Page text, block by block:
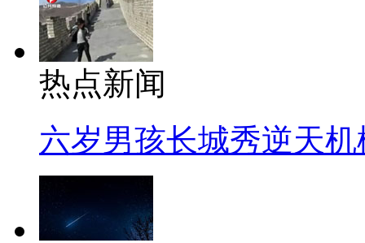
热点新闻
六岁男孩长城秀逆天机